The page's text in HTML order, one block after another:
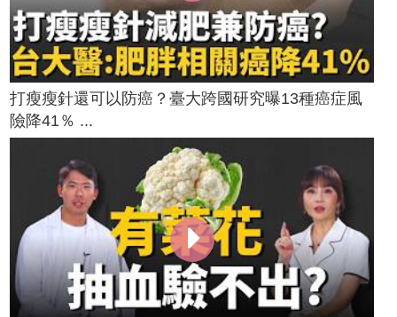
打瘦瘦針還可以防癌？臺大跨國研究曝13種癌症風
險降41％ ...